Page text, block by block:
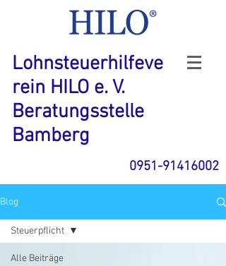
Lohnsteuerhilfeve
rein HILO e. V.
Beratungsstelle
Bamberg
0951-91416002
Blog
Alle Beiträge
Steuerpflicht